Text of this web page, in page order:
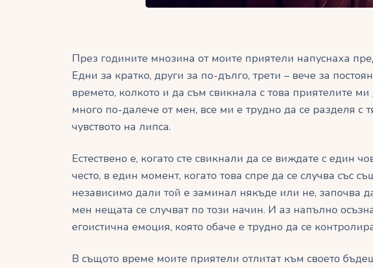
През годините мнозина от моите приятели напуснаха
Едни за кратко, други за по-дълго, трети – вече за
времето, колкото и да съм свикнала с това приятелите
много по-далече от мен, все ми е трудно да се разделя с
чувството на липса.
Естествено е, когато сте свикнали да се виждате с един
често, в един момент, когато това спре да се случва със
независимо дали той е заминал някъде или не, започва
мен нещата се случват по този начин. И аз напълно
егоистична емоция, която обаче е трудно да се
В същото време моите приятели отлитат към своето